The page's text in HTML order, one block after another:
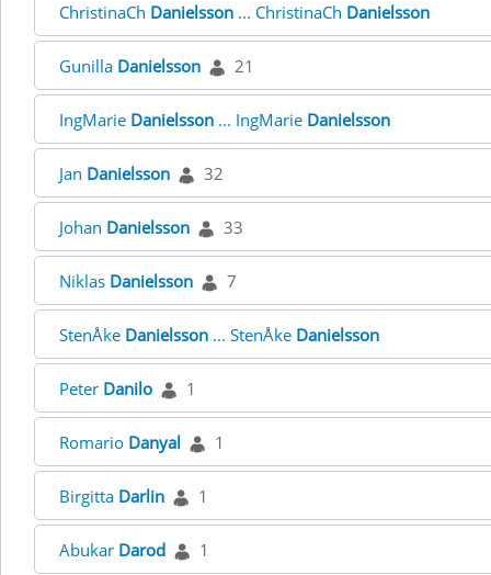
ChristinaCh Danielsson ... ChristinaCh Danielsson
Gunilla Danielsson 21
IngMarie Danielsson ... IngMarie Danielsson
Jan Danielsson 32
Johan Danielsson 33
Niklas Danielsson 7
StenÅke Danielsson ... StenÅke Danielsson
Peter Danilo 1
Romario Danyal 1
Birgitta Darlin 1
Abukar Darod 1